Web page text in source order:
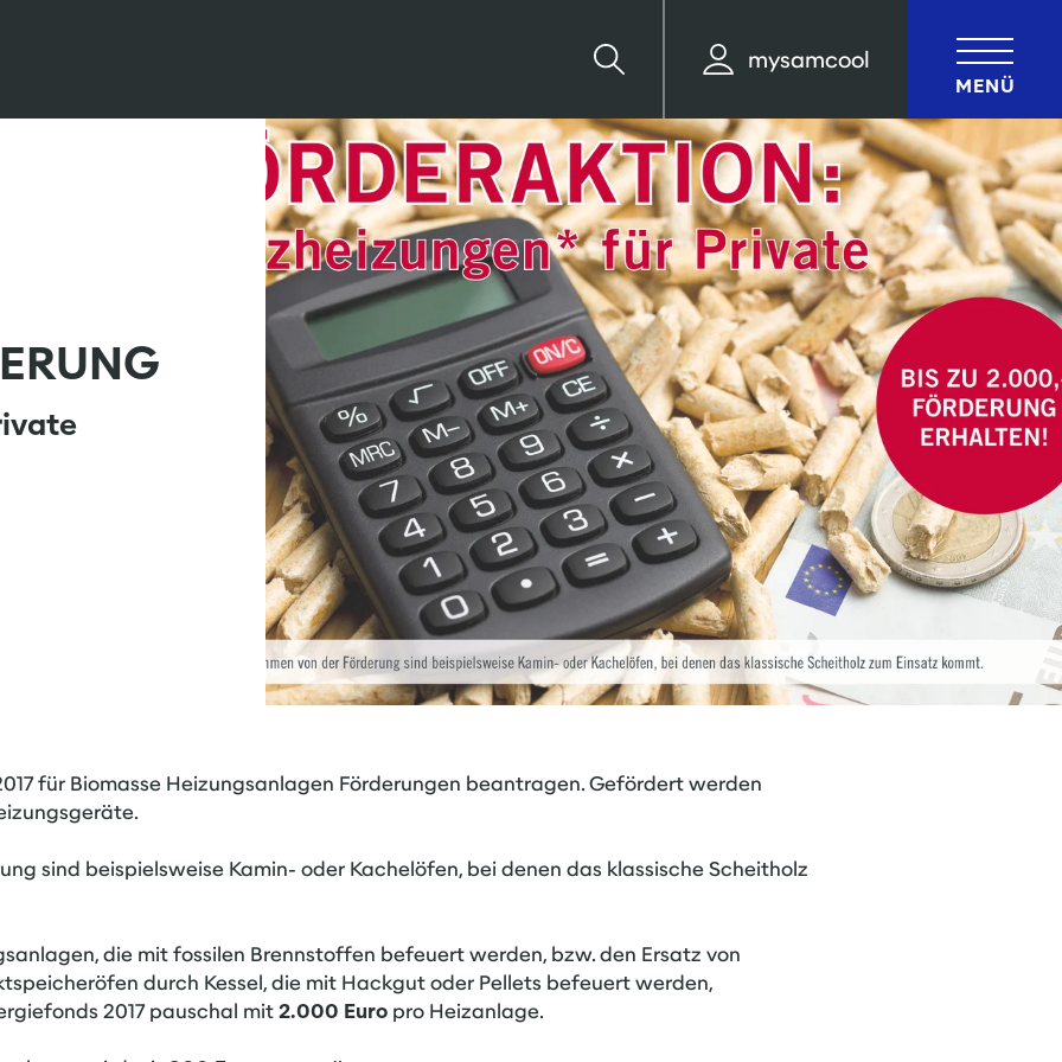
Suche
mysamcool
MENÜ
für Biomasse Heizungsanlagen Förderungen beantragen. Gefördert werden
sind beispielsweise Kamin- oder Kachelöfen, bei denen das klassische Scheitholz
die mit fossilen Brennstoffen befeuert werden, bzw. den Ersatz von
durch Kessel, die mit Hackgut oder Pellets befeuert werden,
2017 pauschal mit2.000 Euro pro Heizanlage.